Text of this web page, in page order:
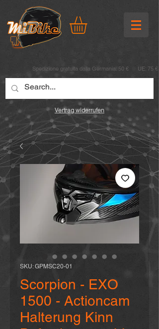
Spedizione gratuita dalla Germania: 50 € UE: 75 €
Vertrag widerrufen
SKU: GPMSC20-01
Scorpion - EXO
1500 - Actioncam
Halterung Kinn